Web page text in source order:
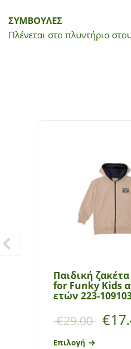
ΣΥΜΒΟΥΛΕΣ
Πλένεται στο πλυντήριο
Παιδική
for Funky Kids
ετών 223-
€29.00 €
Επιλογή